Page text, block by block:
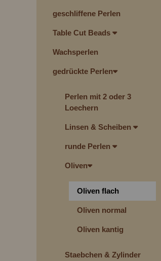
geschliffene Perlen
Table Cut Beads
Wachsperlen
gedrückte Perlen
Perlen mit 2 oder 3
Loechern
Linsen & Scheiben
runde Perlen
Oliven
Oliven flach
Oliven normal
Oliven kantig
Staebchen & Zylinder